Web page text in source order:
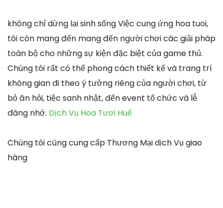
không chỉ dừng lại sinh sống Việc cung ứng hoa tuoi,
tôi còn mang đến mang đến người chơi các giải pháp
toàn bộ cho những sự kiện đặc biệt của game thủ.
Chúng tôi rất có thể phong cách thiết kế và trang trí
không gian đi theo ý tưởng riêng của người chơi, từ
bỏ ăn hỏi, tiệc sanh nhật, đến event tổ chức và lễ
đáng nhớ. Dịch Vụ Hoa Tươi Huế
Chúng tôi cũng cung cấp Thương Mại dịch Vụ giao
hàng